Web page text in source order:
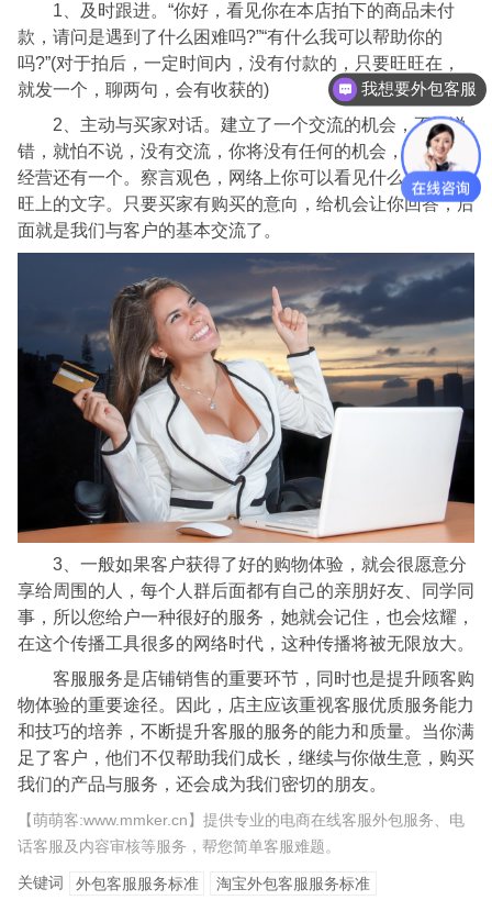
1、及时跟进。“你好，看见你在本店拍下的商品未付
款，请问是遇到了什么困难吗?”“有什么我可以帮助你的
吗?”(对于拍后，一定时间内，没有付款的，只要旺旺在，
就发一个，聊两句，会有收获的)
2、主动与买家对话。建立了一个交流的机会，不怕说
错，就怕不说，没有交流，你将没有任何的机会，现实店铺
经营还有一个。察言观色，网络上你可以看见什么?只有旺
旺上的文字。只要买家有购买的意向，给机会让你回答，后
面就是我们与客户的基本交流了。
3、一般如果客户获得了好的购物体验，就会很愿意分
享给周围的人，每个人群后面都有自己的亲朋好友、同学同
事，所以您给户一种很好的服务，她就会记住，也会炫耀，
在这个传播工具很多的网络时代，这种传播将被无限放大。
客服服务是店铺销售的重要环节，同时也是提升顾客购
物体验的重要途径。因此，店主应该重视客服优质服务能力
和技巧的培养，不断提升客服的服务的能力和质量。当你满
足了客户，他们不仅帮助我们成长，继续与你做生意，购买
我们的产品与服务，还会成为我们密切的朋友。
【萌萌客:www.mmker.cn】提供专业的电商在线客服外包服务、电
话客服及内容审核等服务，帮您简单客服难题。
关键词 外包客服服务标准 淘宝外包客服服务标准
我想要外包客服